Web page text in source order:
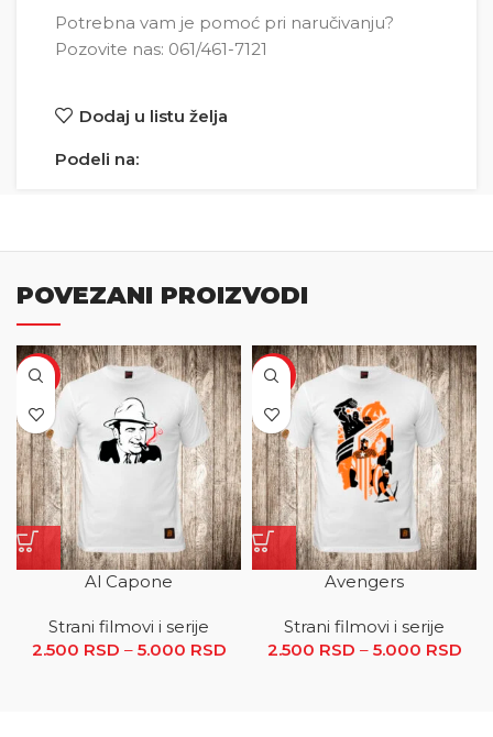
Potrebna vam je pomoć pri naručivanju?
Pozovite nas: 061/461-7121
Dodaj u listu želja
Podeli na:
POVEZANI PROIZVODI
SALE
Al Capone
Strani filmovi i serije
2.500 RSD – 5.000 RSD
Raspon cena: od 2.500 RSD
SALE
Avengers
Strani filmovi i serije
2.500 RSD – 5.000 RSD